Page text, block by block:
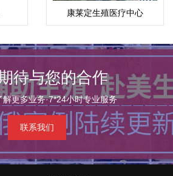
康莱定生殖医疗中心
待与您的合作
解更多业务·7*24小时专业服务
联系我们